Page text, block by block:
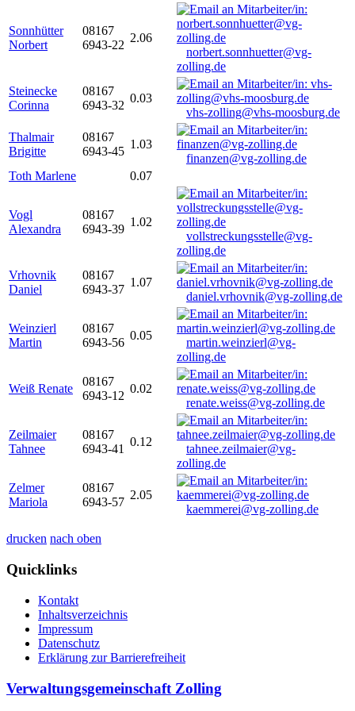
Sonnhütter
Norbert
08167
6943-22
2.06
norbert.sonnhuetter@vg-
zolling.de
Steinecke
Corinna
08167
6943-32
0.03
vhs-zolling@vhs-moosburg.de
Thalmair
Brigitte
08167
6943-45
1.03
finanzen@vg-zolling.de
Toth Marlene
0.07
Vogl
Alexandra
08167
6943-39
1.02
vollstreckungsstelle@vg-
zolling.de
Vrhovnik
Daniel
08167
6943-37
1.07
daniel.vrhovnik@vg-zolling.de
Weinzierl
Martin
08167
6943-56
0.05
martin.weinzierl@vg-
zolling.de
Weiß Renate
08167
6943-12
0.02
renate.weiss@vg-zolling.de
Zeilmaier
Tahnee
08167
6943-41
0.12
tahnee.zeilmaier@vg-
zolling.de
Zelmer
Mariola
08167
6943-57
2.05
kaemmerei@vg-zolling.de
drucken nach oben
Quicklinks
Kontakt
Inhaltsverzeichnis
Impressum
Datenschutz
Erklärung zur Barrierefreiheit
Verwaltungsgemeinschaft Zolling